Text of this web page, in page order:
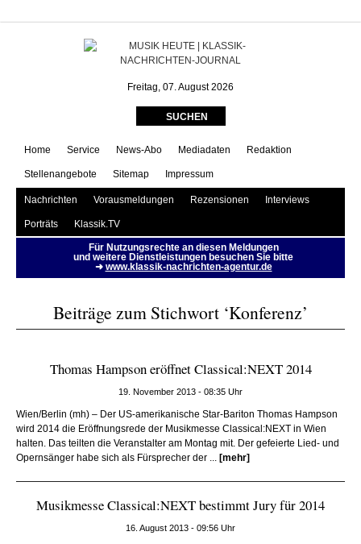
Konferenz | MUSIK HEUTE
Freitag, 07. August 2026
SUCHEN
Home Service News-Abo Mediadaten Redaktion
Stellenangebote Sitemap Impressum
Nachrichten Vorausmeldungen Rezensionen Interviews
Porträts Klassik.TV
Für Nutzungsrechte an diesen Meldungen
und weitere Dienstleistungen besuchen Sie bitte
➜ www.klassik-nachrichten-agentur.de
Beiträge zum Stichwort ‘Konferenz’
Thomas Hampson eröffnet Classical:NEXT 2014
19. November 2013 - 08:35 Uhr
Wien/Berlin (mh) – Der US-amerikanische Star-Bariton Thomas Hampson
wird 2014 die Eröffnungsrede der Musikmesse Classical:NEXT in Wien
halten. Das teilten die Veranstalter am Montag mit. Der gefeierte Lied- und
Opernsänger habe sich als Fürsprecher der ... [mehr]
Musikmesse Classical:NEXT bestimmt Jury für 2014
16. August 2013 - 09:56 Uhr